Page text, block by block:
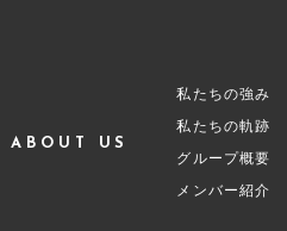
ABOUT US
私たちの強み
私たちの軌跡
グループ概要
メンバー紹介